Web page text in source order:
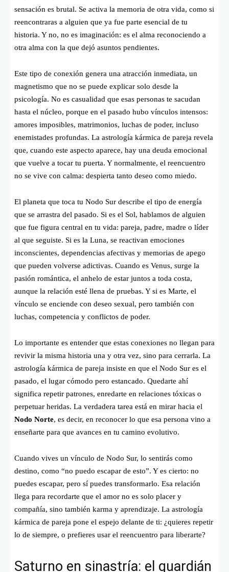
sensación es brutal. Se activa la memoria de otra vida, como si
reencontraras a alguien que ya fue parte esencial de tu
historia. Y no, no es imaginación: es el alma reconociendo a
otra alma con la que dejó asuntos pendientes.
Este tipo de conexión genera una atracción inmediata, un
magnetismo que no se puede explicar solo desde la
psicología. No es casualidad que esas personas te sacudan
hasta el núcleo, porque en el pasado hubo vínculos intensos:
amores imposibles, matrimonios, luchas de poder, incluso
enemistades profundas. La astrología kármica de pareja revela
que, cuando este aspecto aparece, hay una deuda emocional
que vuelve a tocar tu puerta. Y normalmente, el reencuentro
no se vive con calma: despierta tanto deseo como miedo.
El planeta que toca tu Nodo Sur describe el tipo de energía
que se arrastra del pasado. Si es el Sol, hablamos de alguien
que fue figura central en tu vida: pareja, padre, madre o líder
al que seguiste. Si es la Luna, se reactivan emociones
inconscientes, dependencias afectivas y memorias de apego
que pueden volverse adictivas. Cuando es Venus, surge la
pasión romántica, el anhelo de estar juntos a toda costa,
aunque la relación esté llena de pruebas. Y si es Marte, el
vínculo se enciende con deseo sexual, pero también con
luchas, competencia y conflictos de poder.
Lo importante es entender que estas conexiones no llegan para
revivir la misma historia una y otra vez, sino para cerrarla. La
astrología kármica de pareja insiste en que el Nodo Sur es el
pasado, el lugar cómodo pero estancado. Quedarte ahí
significa repetir patrones, enredarte en relaciones tóxicas o
perpetuar heridas. La verdadera tarea está en mirar hacia el
Nodo Norte, es decir, en reconocer lo que esa persona vino a
enseñarte para que avances en tu camino evolutivo.
Cuando vives un vínculo de Nodo Sur, lo sentirás como
destino, como “no puedo escapar de esto”. Y es cierto: no
puedes escapar, pero sí puedes transformarlo. Esa relación
llega para recordarte que el amor no es solo placer y
compañía, sino también karma y aprendizaje. La astrología
kármica de pareja pone el espejo delante de ti: ¿quieres repetir
lo de siempre, o prefieres usar el reencuentro para liberarte?
Saturno en sinastría: el guardián